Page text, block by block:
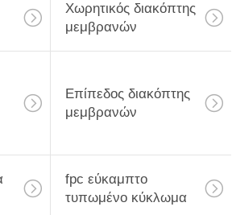
Χωρητικός διακόπτης
μεμβρανών
Επίπεδος διακόπτης
μεμβρανών
fpc εύκαμπτο
τυπωμένο κύκλωμα